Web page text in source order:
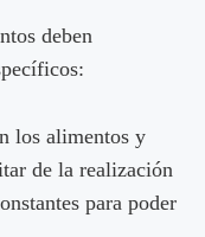
deben
los alimentos y
de la realización
para poder